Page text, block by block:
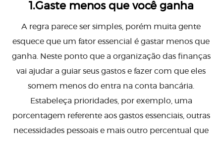
1.Gaste menos que você ganha
A regra parece ser simples, porém muita gente
esquece que um fator essencial é gastar menos que
ganha. Neste ponto que a organização das finanças
vai ajudar a guiar seus gastos e fazer com que eles
somem menos do entra na conta bancária.
Estabeleça prioridades, por exemplo, uma
porcentagem referente aos gastos essenciais, outras
necessidades pessoais e mais outro percentual que